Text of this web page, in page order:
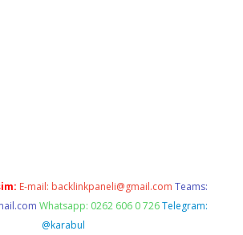
E-mail: backlinkpaneli@gmail.com Teams:
Whatsapp: 0262 606 0 726 Telegram:
@karabul